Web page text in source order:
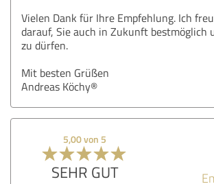
Vielen Dank für Ihre Empfehlung. Ich
darauf, Sie auch in Zukunft bestmöglich
zu dürfen.
Mit besten Grüßen
Andreas Köchy®
5,00 von 5
SEHR GUT